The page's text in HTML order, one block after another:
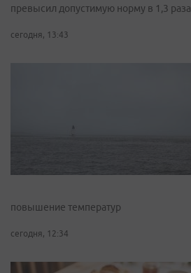
превысил допустимую норму в 1,3 раза
сегодня, 13:43
повышение температур
сегодня, 12:34